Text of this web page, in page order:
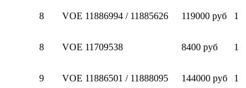
8 VOE 11886994 / 11885626 119000 руб 1
8 VOE 11709538 8400 руб 1
9 VOE 11886501 / 11888095 144000 руб 1